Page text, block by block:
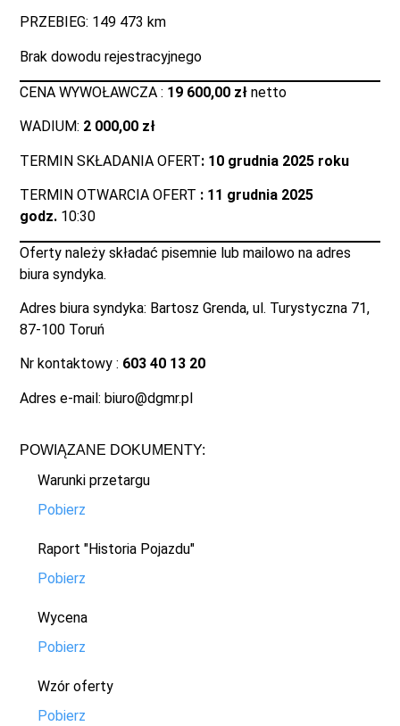
PRZEBIEG: 149 473 km
Brak dowodu rejestracyjnego
CENA WYWOŁAWCZA : 19 600,00 zł netto
WADIUM: 2 000,00 zł
TERMIN SKŁADANIA OFERT: 10 grudnia 2025 roku
TERMIN OTWARCIA OFERT : 11 grudnia 2025
godz. 10:30
Oferty należy składać pisemnie lub mailowo na adres
biura syndyka.
Adres biura syndyka: Bartosz Grenda, ul. Turystyczna 71,
87-100 Toruń
Nr kontaktowy : 603 40 13 20
Adres e-mail: biuro@dgmr.pl
POWIĄZANE DOKUMENTY:
Warunki przetargu
Pobierz
Raport "Historia Pojazdu"
Pobierz
Wycena
Pobierz
Wzór oferty
Pobierz